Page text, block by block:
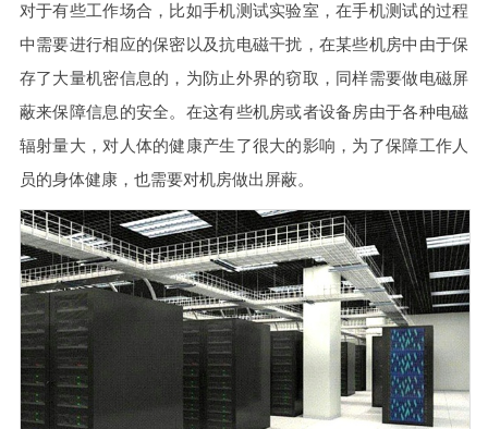
对于有些工作场合，比如手机测试实验室，在手机测试的过程
中需要进行相应的保密以及抗电磁干扰，在某些机房中由于保
存了大量机密信息的，为防止外界的窃取，同样需要做电磁屏
蔽来保障信息的安全。在这有些机房或者设备房由于各种电磁
辐射量大，对人体的健康产生了很大的影响，为了保障工作人
员的身体健康，也需要对机房做出屏蔽。